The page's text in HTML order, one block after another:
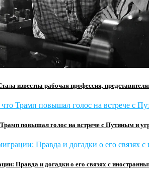
известна рабочая профессия,
повышал голос на встрече с Путиным и
Правда и догадки о его связях с